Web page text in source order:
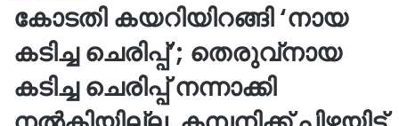
കോടതി കയറിയിറങ്ങി ‘നായ
കടിച്ച ചെരിപ്പ്’; തെരുവ്‌നായ
കടിച്ച ചെരിപ്പ് നന്നാക്കി